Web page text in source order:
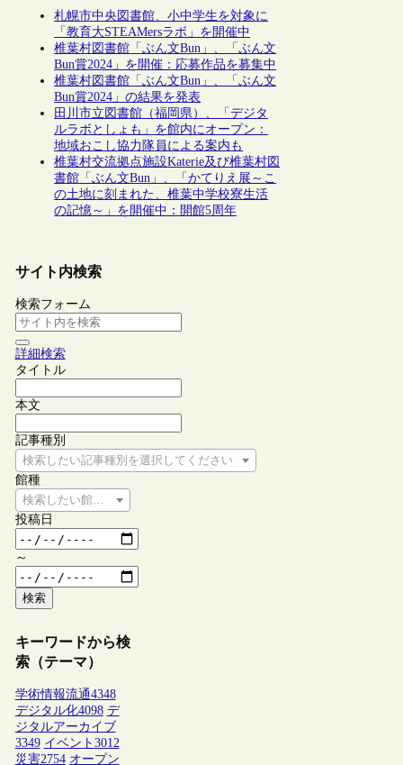
札幌市中央図書館、小中学生を対象に
「教育大STEAMersラボ」を開催中
椎葉村図書館「ぶん文Bun」、「ぶん文
Bun賞2024」を開催：応募作品を募集中
椎葉村図書館「ぶん文Bun」、「ぶん文
Bun賞2024」の結果を発表
田川市立図書館（福岡県）、「デジタ
ルラボとしょも」を館内にオープン：
地域おこし協力隊員による案内も
椎葉村交流拠点施設Katerie及び椎葉村図
書館「ぶん文Bun」、「かてりえ展～こ
の土地に刻まれた、椎葉中学校寮生活
の記憶～」を開催中：開館5周年
サイト内検索
検索フォーム
詳細検索
タイトル
本文
記事種別
検索したい記事種別を選択してください
館種
検索したい館種を選択してください
投稿日
～
検索
キーワードから検
索（テーマ）
学術情報流通4348
デジタル化4098 デ
ジタルアーカイブ
3349 イベント 3012
災害2754 オープン